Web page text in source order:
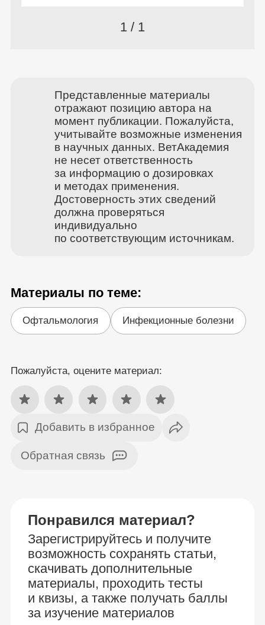
1 / 1
Представленные материалы
отражают позицию автора на
момент публикации. Пожалуйста,
учитывайте возможные изменения
в научных данных. ВетАкадемия
не несет ответственность
за информацию о дозировках
и методах применения.
Достоверность этих сведений
должна проверяться
индивидуально
по соответствующим источникам.
Материалы по теме:
Офтальмология Инфекционные болезни
Пожалуйста, оцените материал:
Добавить в избранное
Обратная связь
Понравился материал?
Зарегистрируйтесь и получите
возможность сохранять статьи,
скачивать дополнительные
материалы, проходить тесты
и квизы, а также получать баллы
за изучение материалов